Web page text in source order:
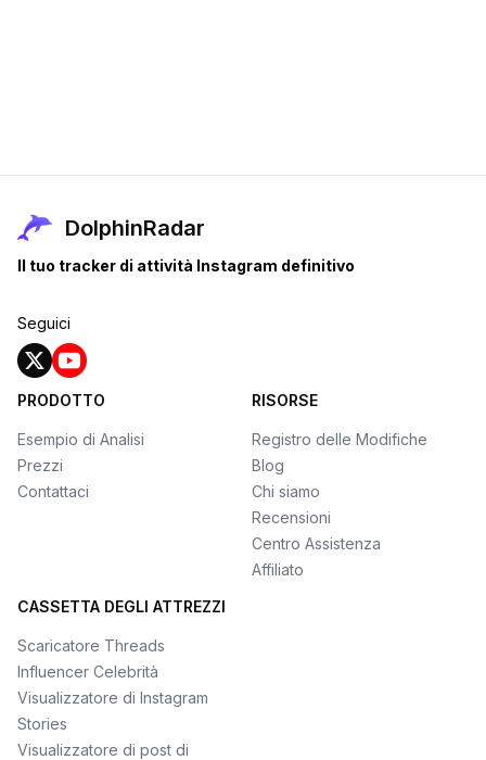
DolphinRadar
Il tuo tracker di attività Instagram definitivo
Seguici
PRODOTTO
Esempio di Analisi
Prezzi
Contattaci
RISORSE
Registro delle Modifiche
Blog
Chi siamo
Recensioni
Centro Assistenza
Affiliato
CASSETTA DEGLI ATTREZZI
Scaricatore Threads
Influencer Celebrità
Visualizzatore di Instagram
Stories
Visualizzatore di post di